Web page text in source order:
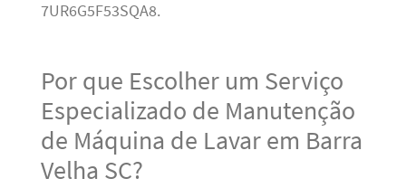
7UR6G5F53SQA8.
Por que Escolher um Serviço
Especializado de Manutenção
de Máquina de Lavar em Barra
Velha SC?